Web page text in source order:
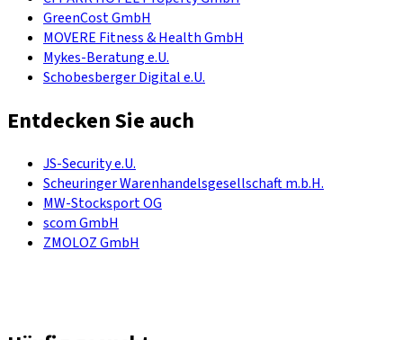
GreenCost GmbH
MOVERE Fitness & Health GmbH
Mykes-Beratung e.U.
Schobesberger Digital e.U.
Entdecken Sie auch
JS-Security e.U.
Scheuringer Warenhandelsgesellschaft m.b.H.
MW-Stocksport OG
scom GmbH
ZMOLOZ GmbH